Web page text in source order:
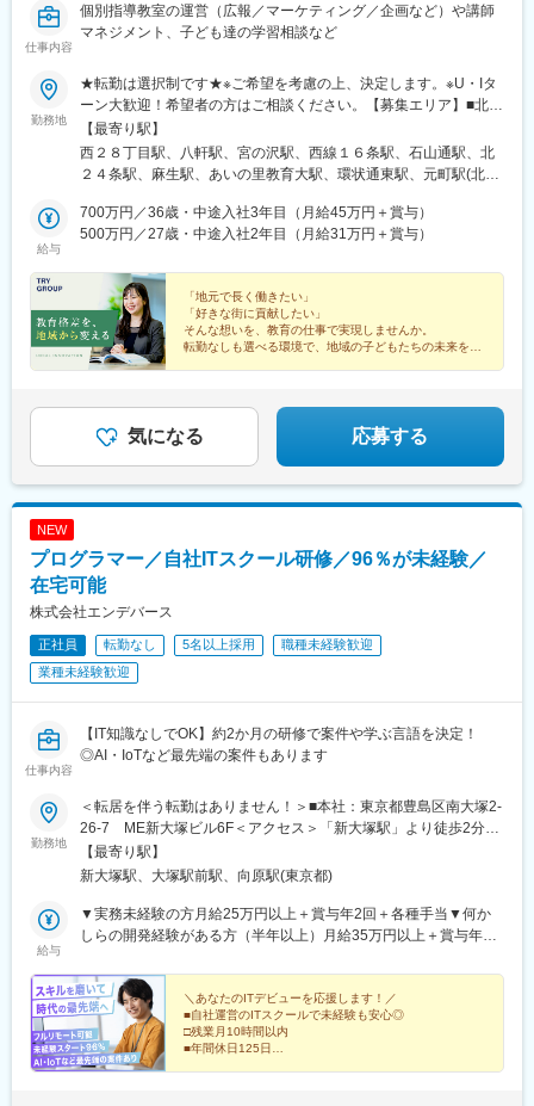
営)、西院駅(阪急線)、宇治駅(奈良線)、新田辺駅、松井山手駅、彦
根駅、大和八木駅、大元駅、高島駅(岡山県)、米子駅、山口駅(山
河戸帆待川駅、大原駅(広島県)、西広島駅、西高屋駅、西条駅(広
島県)、呉駅、三原駅、瓦町駅、栗林公園駅、佐古駅、横河原駅、
デンテツターミナルビル前駅、下曽根駅、九州工大前駅、戸畑
駅、平和通駅、城野駅(日豊本線)、徳力公団前駅、黒崎駅前駅、折
尾駅、永犬丸駅、長者原駅、酒殿駅、福工大前駅、香椎花園前
駅、千早駅、箱崎駅、唐津駅、諏訪神社駅、肥前古賀駅、光の森
駅、肥後大津駅、県立体育館前駅、郡元・南駅、谷山駅(鹿児島市
電)、上塩屋駅、滝尾駅、南宮崎駅、浦添前田駅、竜王駅、円山公
駅、さいたま新都心駅、京成成田駅、京成八幡駅、新津田沼駅、
船橋駅、京成西船駅、千葉中央駅、千石駅、富士見台駅、勝どき
駅、亀戸水神駅、曳舟駅、田原町駅(東京都)、西太子堂駅、下落合
駅、京急鶴見駅、南富山駅前駅、たけふ新駅、入江岡駅、中村日
赤駅、東別院駅、名鉄一宮駅、平安通駅、徳重駅、千林駅、天王
西口駅、古市駅(広島県)、広大附属学校前駅、広電西広島・己斐
駅、栗林公園北口駅、栗林駅、はりまや橋駅、小倉駅(福岡県)、城
野駅(北九州高速鉄道)、徳力嵐山口駅、黒崎駅、三ケ森駅、原町
駅、西鉄千早駅、箱崎九大前駅、新大工町駅、上熊本駅(路面電
車)、郡元駅(鹿児島市電)、谷山駅(指宿枕崎線)、ロープウェイ入口
成千葉駅、東向島駅、浅草駅、国道駅、南富山駅、北府駅、森小
路駅、大阪阿部野橋駅、香櫨園駅、六甲駅、大宮駅(京都府)、西大
路三条駅、畝傍駅、宇品二丁目駅、福島町駅、蓮池町通駅、旦過
駅、西黒崎駅、伊賀駅、香椎宮前駅、箱崎宮前駅、市役所駅(長崎
県)、本妙寺入口駅、涙橋駅
仕事内容
個別指導教室の運営（広報／マーケティング／企画など）や講師
マネジメント、子ども達の学習相談など
勤務地
★転勤は選択制です★※ご希望を考慮の上、決定します。※U・Iタ
ーン大歓迎！希望者の方はご相談ください。【募集エリア】■北海
道・東北■北海道・青森県・岩手県・宮城県・秋田県・山形県・福
島県■北陸・甲信越■新潟県・富山県・石川県・福井県・山梨県・
長野県■関東■茨城県・栃木県・群馬県■中部■岐阜県・静岡県・愛
根県・岡山県・広島県・山口県■四国■徳島県・香川県・愛媛県・
高知県■九州■福岡県・佐賀県・長崎県・大分県・熊本県・宮崎
の好きな街で働けます】全国どこでも、あなたの好きな街で働け
ます。また、転勤は「希望制」です。「地域限定社員」として、
都道府県をまたぐ転勤がない働き方も選べるため、あなたの理想
のライフスタイルに合った働き方を実現できます。▼勤務地例▼
その他、全国各地に教室があります。詳細は別途お問い合わせく
【最寄り駅】
西２８丁目駅、八軒駅、宮の沢駅、西線１６条駅、石山通駅、北
２４条駅、麻生駅、あいの里教育大駅、環状通東駅、元町駅(北海
丁駅、長町南駅、富沢駅、南仙台駅、古川駅、筒井駅(青森県)、上
盛岡駅、秋田駅、山形駅、郡山駅(福島県)、研究学園駅、土浦駅、
駅、安茂里駅、篠ノ井駅、南松本駅、新潟駅、大町駅(富山県)、野
町駅、小松駅、武生駅、桜橋駅(静岡県)、春日町駅、草薙駅(東海
道本線)、長沼駅(静岡県)、静岡駅、吉原本町駅、富士宮駅、中村
公園駅、本山駅(愛知県)、星ケ丘駅(愛知県)、御器所駅、野並駅、
金山駅(愛知県)、尾張一宮駅、春田駅、上飯田駅、勝川駅、小幡
駅、赤池駅(愛知県)、神沢駅、鳴海駅、南大高駅、有松駅、知立
駅、刈谷駅、太田川駅、前後駅、星川駅(三重県)、鈴鹿市駅、津新
町駅、大垣駅、岐南駅、彦根駅、大和八木駅、大元駅、高島駅(岡
駅、九州工大前駅、戸畑駅、平和通駅、城野駅(日豊本線)、徳力公
団前駅、黒崎駅前駅、折尾駅、永犬丸駅、長者原駅、酒殿駅、福
工大前駅、香椎花園前駅、千早駅、箱崎駅、唐津駅、諏訪神社
駅、肥前古賀駅、光の森駅、肥後大津駅、県立体育館前駅、郡
元・南駅、谷山駅(鹿児島市電)、上塩屋駅、滝尾駅、南宮崎駅、浦
添前田駅、円山公園駅、西線１４条駅、東屯田通駅、新琴似駅、
長町駅、西桐生駅、南富山駅前駅、たけふ新駅、入江岡駅、中村
駅、古市駅(広島県)、広大附属学校前駅、広電西広島・己斐駅、栗
林公園北口駅、栗林駅、はりまや橋駅、小倉駅(福岡県)、城野駅
鉄千早駅、箱崎九大前駅、新大工町駅、上熊本駅(路面電車)、郡元
駅(鹿児島市電)、谷山駅(指宿枕崎線)、ロープウェイ入口駅、中央
図書館前駅、太子堂駅、南富山駅、北府駅、畝傍駅、宇品二丁目
駅、福島町駅、蓮池町通駅、旦過駅、西黒崎駅、伊賀駅、香椎宮
前駅、箱崎宮前駅、市役所駅(長崎県)、本妙寺入口駅、涙橋駅
給与
700万円／36歳・中途入社3年目（月給45万円＋賞与）
500万円／27歳・中途入社2年目（月給31万円＋賞与）
「地元で長く働きたい」
「好きな街に貢献したい」
そんな想いを、教育の仕事で実現しませんか。
転勤なしも選べる環境で、地域の子どもたちの未来を支
◆転勤あり・なしが選べる
◆年間休日120日／完全週休2日
気になる 応募する
NEW
プログラマー／自社ITスクール研修／96％が未経験／
在宅可能
株式会社エンデバース
正社員 転勤なし 5名以上採用
職種未経験歓迎
業種未経験歓迎
仕事内容
【IT知識なしでOK】約2か月の研修で案件や学ぶ言語を決定！
◎AI・IoTなど最先端の案件もあります
勤務地
＜転居を伴う転勤はありません！＞■本社：東京都豊島区南大塚2-
26-7 ME新大塚ビル6F＜アクセス＞「新大塚駅」より徒歩2分
「大塚駅」より徒歩6分【研修後のプロジェクト先】◆フルリモー
ト、もしくは東京23区を中心とした東京・神奈川・千葉・埼玉・
す。※すべて徒歩10分以内の駅チカオフィスです。※敷地内全面禁
煙☆在宅勤務や完全在宅（フルリモート）、リモートワークも相
【最寄り駅】
新大塚駅、大塚駅前駅、向原駅(東京都)
給与
▼実務未経験の方月給25万円以上＋賞与年2回＋各種手当▼何か
しらの開発経験がある方（半年以上）月給35万円以上＋賞与年2
には一律支給の住宅手当2万円を含みます。※残業代は全額支給※
試用期間6カ月あり（期間中は月給23万円以上で、その他の待遇
に変更なし）☆経験がある方は、現職・前職給与を考慮して月給
を決定します。☆明確な評価制度あるため、個人の頑張りに応じ
て評価します。【年収例】年収600万円（未経験入社4年）年収
＼あなたのITデビューを応援します！／
■自社運営のITスクールで未経験も安心◎
□残業月10時間以内
■年間休日125日